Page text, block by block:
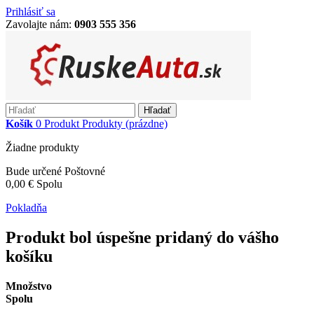
Prihlásiť sa
Zavolajte nám: 0903 555 356
Hľadať
Košík 0 Produkt Produkty (prázdne)
Žiadne produkty
Bude určené Poštovné
0,00 € Spolu
Pokladňa
Produkt bol úspešne pridaný do vášho
košíku
Množstvo
Spolu